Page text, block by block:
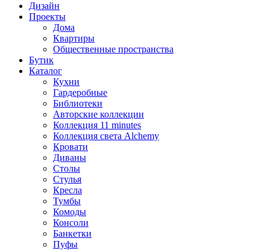
Дизайн
Проекты
Дома
Квартиры
Общественные пространства
Бутик
Каталог
Кухни
Гардеробные
Библиотеки
Авторские коллекции
Коллекция 11 minutes
Коллекция света Alchemy
Кровати
Диваны
Столы
Стулья
Кресла
Тумбы
Комоды
Консоли
Банкетки
Пуфы